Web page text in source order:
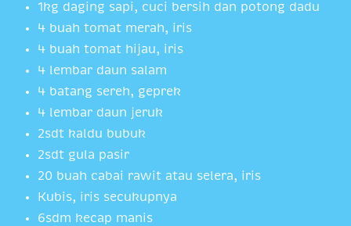
1kg daging sapi, cuci bersih dan potong dadu
4 buah tomat merah, iris
4 buah tomat hijau, iris
4 lembar daun salam
4 batang sereh, geprek
4 lembar daun jeruk
2sdt kaldu bubuk
2sdt gula pasir
20 buah cabai rawit atau selera, iris
Kubis, iris secukupnya
6sdm kecap manis